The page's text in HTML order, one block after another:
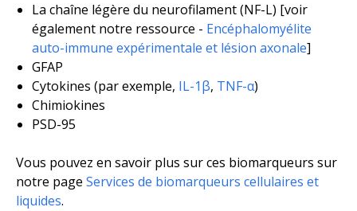
La chaîne légère du neurofilament (NF-L) [voir
également notre ressource - Encéphalomyélite
auto-immune expérimentale et lésion axonale]
GFAP
Cytokines (par exemple, IL-1β, TNF-α)
Chimiokines
PSD-95
Vous pouvez en savoir plus sur ces biomarqueurs sur
notre page Services de biomarqueurs cellulaires et
liquides.